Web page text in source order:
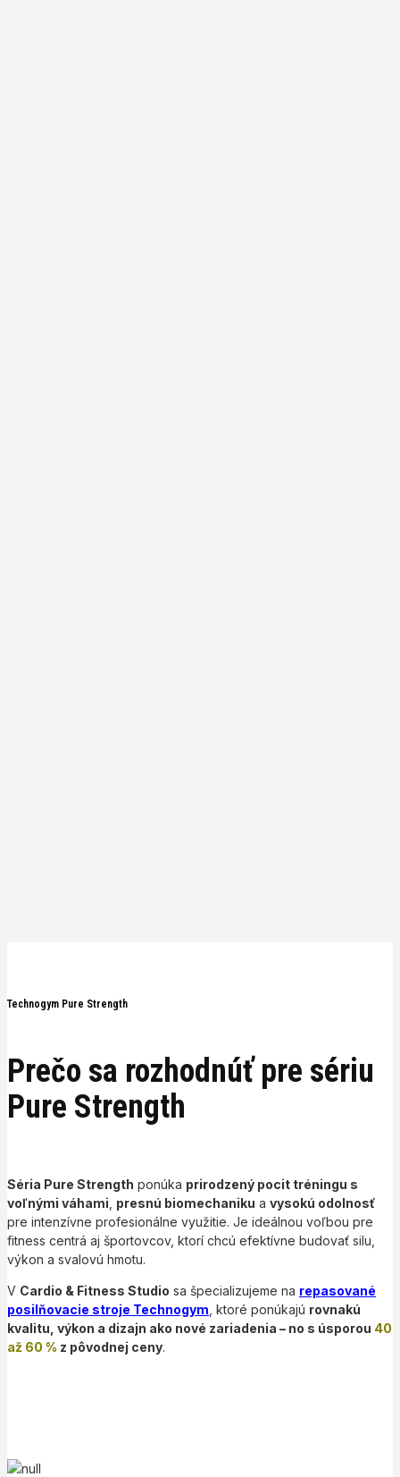
Technogym Pure Strength
Prečo sa rozhodnúť pre sériu
Pure Strength
Séria Pure Strength ponúka prirodzený pocit tréningu s
voľnými váhami presnú biomechaniku a vysokú odolnosť
pre intenzívne profesionálne využitie. Je ideálnou voľbou pre
fitness centrá aj športovcov, ktorí chcú efektívne budovať silu,
výkon a svalovú hmotu.
V Cardio & Fitness Studio sa špecializujeme na repasované
posilňovacie stroje Technogym , ktoré ponúkajú rovnakú
kvalitu, výkon a dizajn ako nové zariadenia – no s úsporou 40
až 60 % z pôvodnej ceny.